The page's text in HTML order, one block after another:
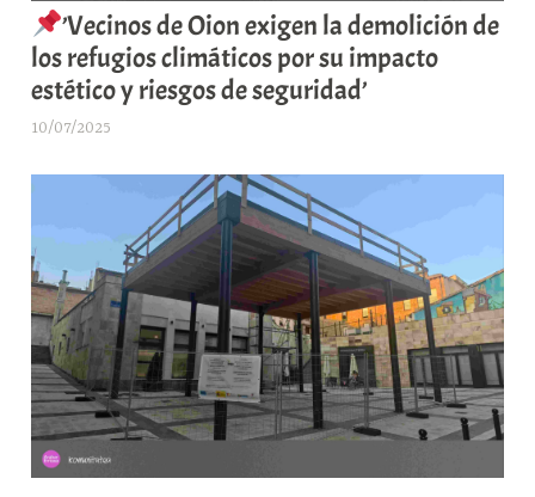
’Vecinos de Oion exigen la demolición de
los refugios climáticos por su impacto
estético y riesgos de seguridad’
10/07/2025
a
r
E
r
i
o